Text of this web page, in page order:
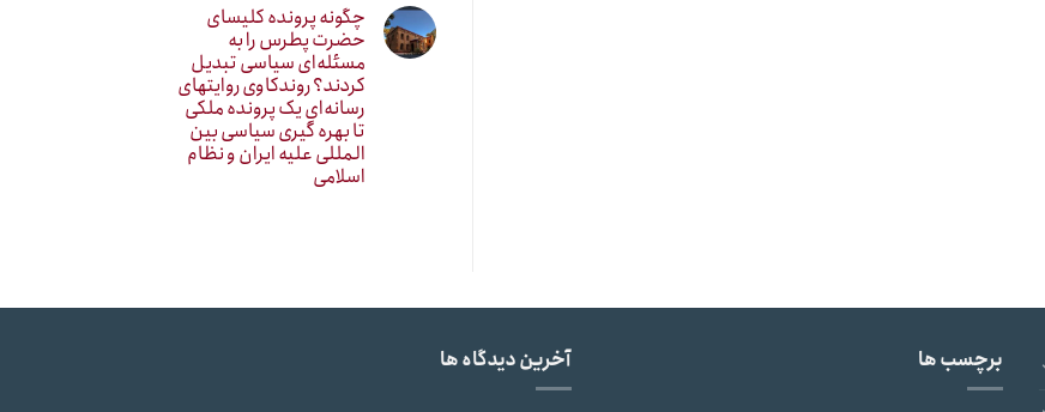
چگونه پرونده کلیسای
حضرت پطرس را به
مسئله‌ای سیاسی تبدیل
کردند؟ روندکاوی روایتهای
رسانه‌ایِ یک پرونده ملکی
تا بهره گیری سیاسی بین
المللی علیه ایران و نظام
اسلامی
برچسب ها آخرین دیدگاه ها